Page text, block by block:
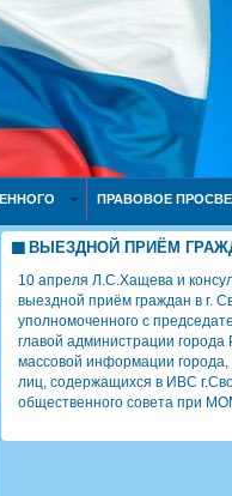
ПРАВОВОЕ
ВЫЕЗДНОЙ ПРИЁМ
10 апреля Л.С.Хащева и
выездной приём граждан в г.
уполномоченного с
главой администрации
массовой информации города,
лиц, содержащихся в ИВС
общественного совета при